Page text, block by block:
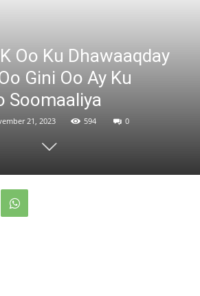
Oo Ku Dhawaaqday
Gini Oo Ay Ku
Soomaaliya
21, 2023 594 0